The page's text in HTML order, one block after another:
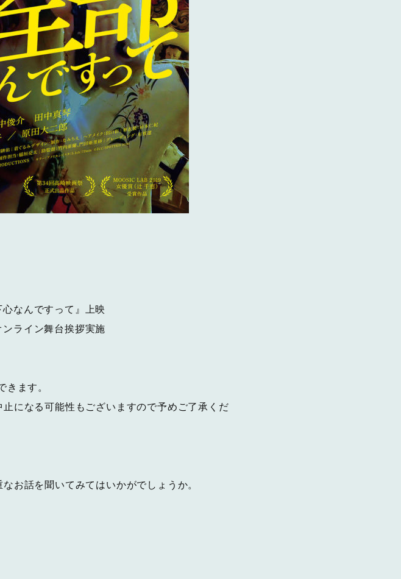
なんですって』上映
イン舞台挨拶実施
きます。
になる可能性もございますので予めご了承くだ
お話を聞いてみてはいかがでしょうか。